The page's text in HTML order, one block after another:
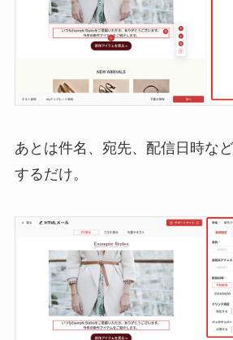
あとは件名、宛先、配信日時な
するだけ。